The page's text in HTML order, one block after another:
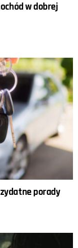
w dobrej
porady